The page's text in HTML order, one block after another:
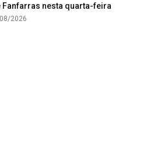
Fanfarras nesta quarta-feira
2026